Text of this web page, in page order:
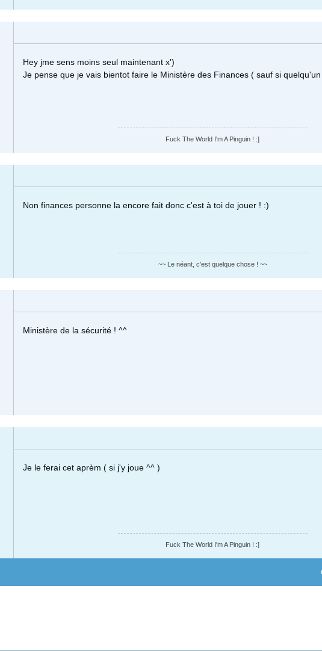
Hey jme sens moins seul maintenant x')
Je pense que je vais bientot faire le Ministère des Finances ( sauf si
Fuck The World I'm A Pinguin ! :]
Non finances personne la encore fait donc c'est à toi de jouer ! :)
~~ Le néant, c'est quelque chose ! ~~
Ministère de la sécurité ! ^^
Je le ferai cet aprèm ( si j'y joue ^^ )
Fuck The World I'm A Pinguin ! :]